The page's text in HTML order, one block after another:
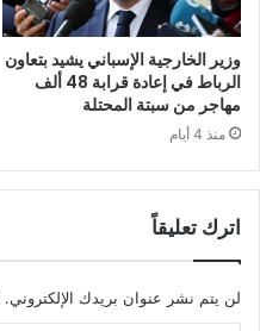
وزير الخارجية الإسباني يشيد بتعاون
الرباط في إعادة قرابة 48 ألف
مهاجر من سبتة المحتلة
منذ 4 أيام
اترك تعليقاً
لن يتم نشر عنوان بريدك الإلكتروني.